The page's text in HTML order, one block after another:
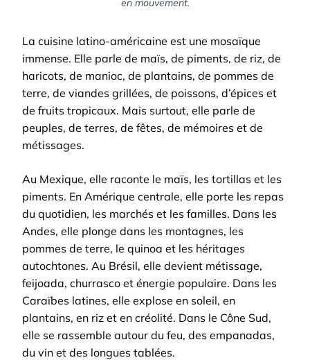
en mouvement.
La cuisine latino-américaine est une mosaïque
immense. Elle parle de maïs, de piments, de riz, de
haricots, de manioc, de plantains, de pommes de
terre, de viandes grillées, de poissons, d’épices et
de fruits tropicaux. Mais surtout, elle parle de
peuples, de terres, de fêtes, de mémoires et de
métissages.
Au Mexique, elle raconte le maïs, les tortillas et les
piments. En Amérique centrale, elle porte les repas
du quotidien, les marchés et les familles. Dans les
Andes, elle plonge dans les montagnes, les
pommes de terre, le quinoa et les héritages
autochtones. Au Brésil, elle devient métissage,
feijoada, churrasco et énergie populaire. Dans les
Caraïbes latines, elle explose en soleil, en
plantains, en riz et en créolité. Dans le Cône Sud,
elle se rassemble autour du feu, des empanadas,
du vin et des longues tablées.